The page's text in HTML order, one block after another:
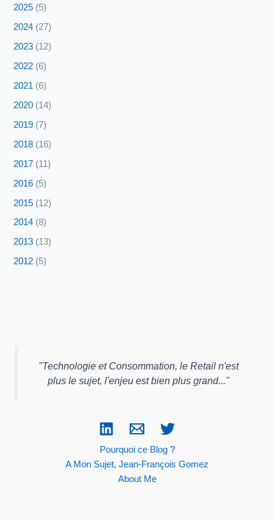
2025 (5)
2024 (27)
2023 (12)
2022 (6)
2021 (6)
2020 (14)
2019 (7)
2018 (16)
2017 (11)
2016 (5)
2015 (12)
2014 (8)
2013 (13)
2012 (5)
"Technologie et Consommation, le Retail n'est
plus le sujet, l'enjeu est bien plus grand..."
Pourquoi ce Blog ?
A Mon Sujet, Jean-François Gomez
About Me